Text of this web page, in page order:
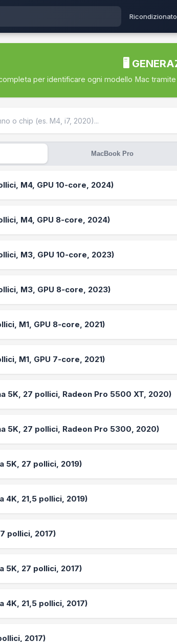
Ricondizionato
🖥️
per identificare ogni modello Mac
MacBook Pro
M4, GPU 10‑core, 2024)
M4, GPU 8‑core, 2024)
M3, GPU 10‑core, 2023)
M3, GPU 8‑core, 2023)
M1, GPU 8‑core, 2021)
M1, GPU 7‑core, 2021)
5K, 27 pollici, Radeon Pro 5500 XT, 2020)
5K, 27 pollici, Radeon Pro 5300, 2020)
5K, 27 pollici, 2019)
4K, 21,5 pollici, 2019)
pollici, 2017)
5K, 27 pollici, 2017)
4K, 21,5 pollici, 2017)
2017)